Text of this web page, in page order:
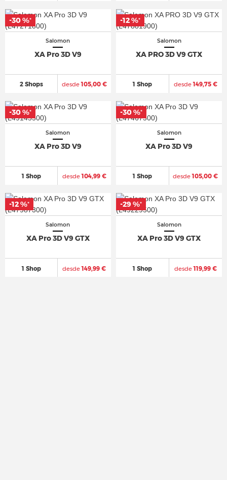
Salomon
XA Pro 3D V9
2 Shops desde105,00 €
-30 %*
-30 %*
Salomon
XA PRO 3D V9 GTX
1 Shop desde149,75 €
-12 %*
-12 %*
Salomon
XA Pro 3D V9
1 Shop desde104,99 €
-30 %*
-30 %*
Salomon
XA Pro 3D V9
1 Shop desde105,00 €
-30 %*
-30 %*
Salomon
XA Pro 3D V9 GTX
1 Shop desde149,99 €
-12 %*
-12 %*
Salomon
XA Pro 3D V9 GTX
1 Shop desde119,99 €
-29 %*
-29 %*